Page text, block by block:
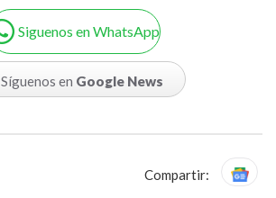
Siguenos en WhatsApp
Síguenos en Google News
Compartir: